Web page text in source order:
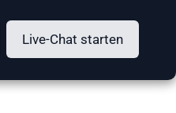
Live-Chat starten